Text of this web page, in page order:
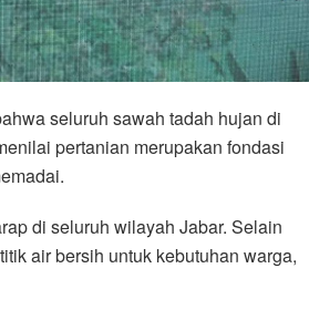
seluruh sawah tadah hujan di
pertanian merupakan fondasi
di seluruh wilayah Jabar. Selain
air bersih untuk kebutuhan warga,